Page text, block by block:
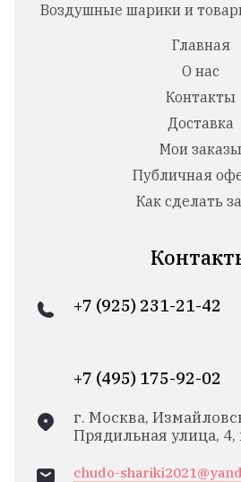
Воздушные шарики и
Главная
О нас
Контакты
Доставка
Мои заказы
Публичная
Как сделать
+7 (925) 231-21-42
+7 (495) 175-92-02
г. Москва,
Прядильная улица, 4,
chudo-